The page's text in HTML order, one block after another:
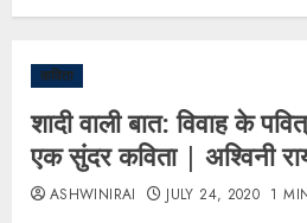
कविता
शादी वाली बात: विवाह के
एक सुंदर कविता | अश्विनी
ASHWINIRAI JULY 24, 2020 1